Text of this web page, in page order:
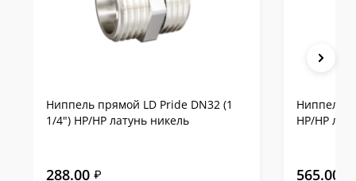
Ниппель прямой LD Pride DN32 (1
1/4") НР/НР латунь никель
288.00 ₽
Ниппель
НР/НР
565.00